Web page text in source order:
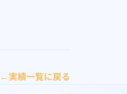
実績一覧に戻る